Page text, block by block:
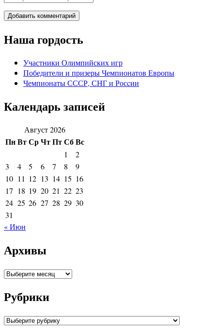
Наша гордость
Участники Олимпийских игр
Победители и призеры Чемпионатов Европы
Чемпионаты СССР, СНГ и Росcии
Календарь записей
Август 2026
ПнВтСрЧтПтСбВс
1
2
3
4 5 6 7 8
9
10 11 12 13 14 15 16
17 18 19 20 21 22 23
24 25 26 27 28 29 30
31
« Июн
Архивы
Архивы
Рубрики
Рубрики